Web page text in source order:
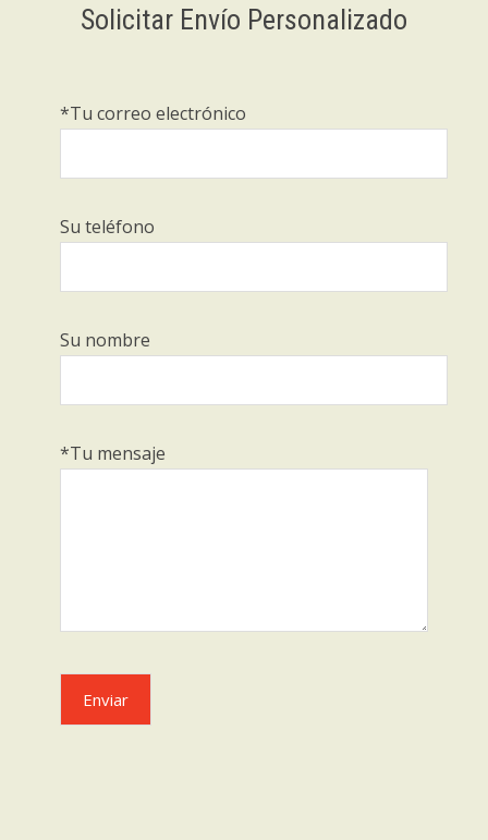
Solicitar Envío Personalizado
*Tu correo electrónico
Su teléfono
Su nombre
*Tu mensaje